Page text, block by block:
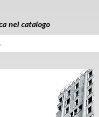
nel catalogo